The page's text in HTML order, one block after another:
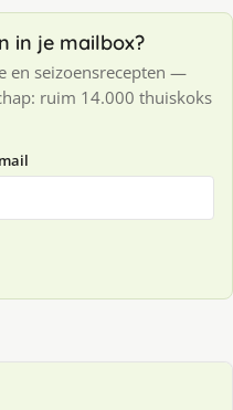
in je mailbox?
en seizoensrecepten —
ruim 14.000 thuiskoks